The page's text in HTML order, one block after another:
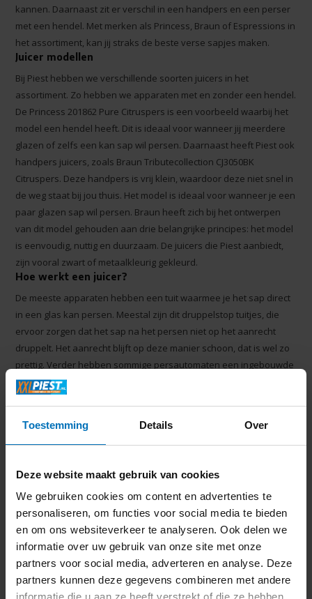
Toestemming Details Over
Deze website maakt gebruik van cookies
We gebruiken cookies om content en advertenties te
personaliseren, om functies voor social media te bieden
en om ons websiteverkeer te analyseren. Ook delen we
informatie over uw gebruik van onze site met onze
partners voor social media, adverteren en analyse. Deze
partners kunnen deze gegevens combineren met andere
informatie die u aan ze heeft verstrekt of die ze hebben
kannen. Daarnaast zit er verschil in een handpers en een perser
met een hendel. Met merken als Princess, Braun of Espressions in
het assortiment, kan jij straks de beste verse sapjes maken.
Juicer modellen
Bij Piest hebben we verschillende soorten juicers in het
assortiment. Zo hebben we apparaten met en zonder een hendel.
De Princess 201862 Pure Citruspers is een voorbeeld waarbij het
model een hendel heeft. Dit is ideaal voor wanneer jij meerdere
glazen of zelfs een kan sap wil persen. Daarnaast heeft Piest ook
handpers juicers, zoals Braun Tributecollection CJ3050BK
Citruspers. Deze handpers is vrij klein, waardoor deze niet snel in
de weg staat bij jou thuis. Het model is ideaal voor wanneer je een
paar glazen sap wil persen. Braun heeft zich bij het ontwerpen
van dit model gehouden aan drie belangrijke principes: het model
is eenvoudig, nuttig en duurzaam. De juicers die Piest aanbiedt,
zijn vooral zwart of metaalkleurig gekleurd.
Hoe werkt een juicer?
De meeste apparaten hebben een tuit waarmee je het sap direct
in een glas kan persen. Meestal zijn dit druppelstop tuitjes, die
ervoor zorgen dat het sap na het persen niet op het aanrecht
druppelt. Het aanrecht blijft op deze manier schoon, dat is wel zo
prettig. Verder hebben sommige persautomaten een ingebouwde
kan waardoor je direct een hele kan sap kan persen, dit is erg
handig als je voor meerdere personen sap wil persen. Het
vrij simpel. De meeste persers moeten met de hand afgewassen
worden. Met wat warm water op een doekje kan je de resten van
graag uit hoe je ervoor zorgt dat jouw juicer schoon blijft.
Een juicer kopen bij Piest
Wil jij graag verse sapjes maken en een eigen juicer hebben? Dan
kan je bij
de beste voor jou vinden. Je kan in onze winkel
langskomen of een online bestelling plaatsen in onze webshop.
Bestellingen vanaf €50 hebben gratis verzenden. In onze winkel